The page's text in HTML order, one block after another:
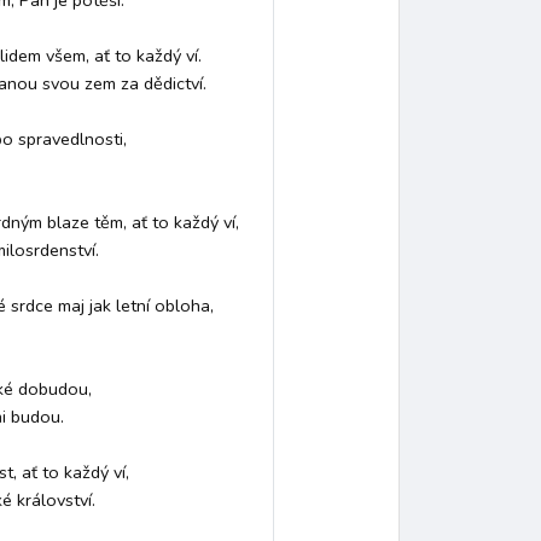
italština svahilština
(1730–1820)
zvony
všem, ať to každý ví.
svou zem za dědictví.
spravedlnosti,
blaze těm, ať to každý ví,
srdce maj jak letní obloha,
dobudou,
budou.
ať to každý ví,
království.